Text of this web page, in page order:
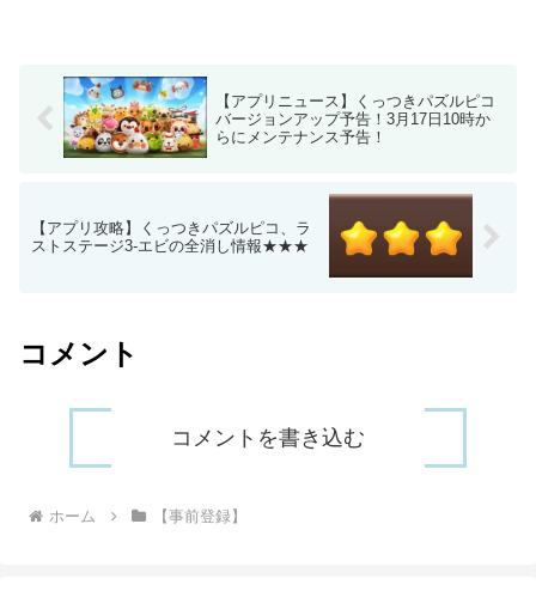
【アプリニュース】くっつきパズルピコ
バージョンアップ予告！3月17日10時か
らにメンテナンス予告！
【アプリ攻略】くっつきパズルピコ、ラ
ストステージ3-エビの全消し情報★★★
コメント
コメントを書き込む
ホーム 【事前登録】